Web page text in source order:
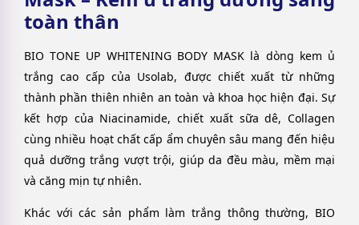
toàn thân
BIO TONE UP WHITENING BODY MASK là dòng kem ủ
trắng cao cấp của Usolab, được chiết xuất từ những
thành phần thiên nhiên an toàn và khoa học hiện đại. Sự
kết hợp của Niacinamide, chiết xuất sữa dê, Collagen
cùng nhiều hoạt chất cấp ẩm chuyên sâu mang đến hiệu
quả dưỡng trắng vượt trội, giúp da đều màu, mềm mại
và căng mịn tự nhiên.
Khác với các sản phẩm làm trắng thông thường, BIO